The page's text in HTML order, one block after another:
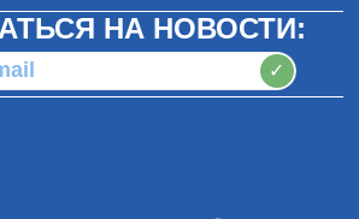
НА НОВОСТИ:
✓